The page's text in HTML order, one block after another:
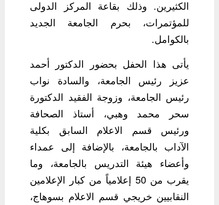
الكثيرين. وذلك بقاعة المركز الدولى
للمؤتمرات، بحرم الجامعة الجديد
بالكوامل.
يأتى هذا الحفل بحضور الدكتور أحمد
عزيز رئيس الجامعة، والسادة نواب
رئيس الجامعة، وزوجة الفقيد الدكتورة
سحر محمد وهبي، أستاذ الصحافة
ورئيس قسم الاعلام السابق بكلية
الآداب بالجامعة، بالإضافة إلى عمداء
وأعضاء هيئة التدريس بالجامعة، وما
يقرب من 50 إعلامياً من كبار الإعلامين
النقابيين خريجي قسم الاعلام بسوهاج،